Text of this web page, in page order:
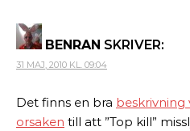
BENRAN SKRIVER:
31 MAJ, 2010 KL. 09:04
Det finns en bra beskrivning
orsaken till att ”Top kill”